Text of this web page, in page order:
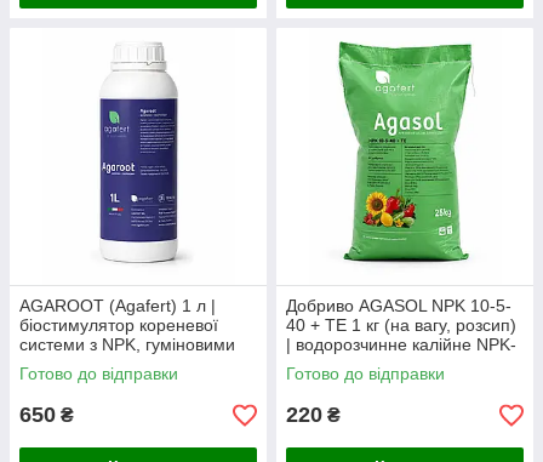
AGAROOT (Agafert) 1 л |
біостимулятор кореневої
системи з NPK, гуміновими
кислотами та
амінокислотами
Готово до відправки
650 ₴
Добриво AGASOL NPK 10-5-
40 + TE 1 кг (на вагу, розсип)
| водорозчинне калійне NPK-
добриво з мікроелементами,
Італія
Готово до відправки
220 ₴